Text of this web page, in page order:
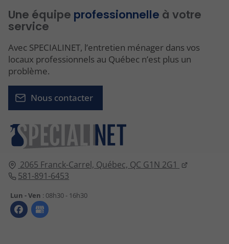
2065 Franck-Carrel, Québec, QC G1N 2G1
581-891-6453
Lun - Ven : 08h30 - 16h30
Une équipe professionnelle à votre
service
Avec SPECIALINET, l’entretien ménager dans vos
locaux professionnels au Québec n’est plus un
problème.
Nous contacter